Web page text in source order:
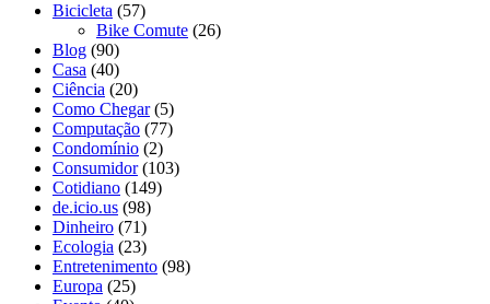
Bicicleta (57)
Bike Comute (26)
Blog (90)
Casa (40)
Ciência (20)
Como Chegar(5)
Computação (77)
Condomínio (2)
Consumidor(103)
Cotidiano (149)
de.icio.us (98)
Dinheiro (71)
Ecologia (23)
Entretenimento (98)
Europa (25)